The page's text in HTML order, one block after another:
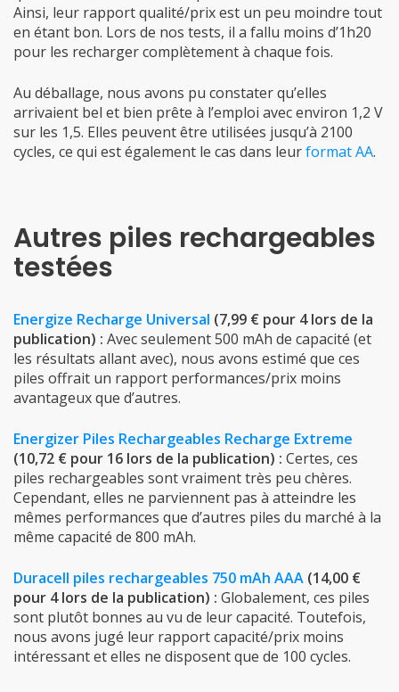
Ainsi, leur rapport qualité/prix est un peu moindre tout
en étant bon. Lors de nos tests, il a fallu moins d’1h20
pour les recharger complètement à chaque fois.
Au déballage, nous avons pu constater qu’elles
arrivaient bel et bien prête à l’emploi avec environ 1,2 V
sur les 1,5. Elles peuvent être utilisées jusqu’à 2100
cycles, ce qui est également le cas dans leurformat AA.
Autres piles rechargeables
testées
Energize Recharge Universal (7,99 € pour 4 lors de la
publication) : Avec seulement 500 mAh de capacité (et
les résultats allant avec), nous avons estimé que ces
piles offrait un rapport performances/prix moins
avantageux que d’autres.
Energizer Piles Rechargeables Recharge Extreme
(10,72 € pour 16 lors de la publication) : Certes, ces
piles rechargeables sont vraiment très peu chères.
Cependant, elles ne parviennent pas à atteindre les
mêmes performances que d’autres piles du marché à la
même capacité de 800 mAh.
Duracell piles rechargeables 750 mAh AAA (14,00 €
pour 4 lors de la publication) : Globalement, ces piles
sont plutôt bonnes au vu de leur capacité. Toutefois,
nous avons jugé leur rapport capacité/prix moins
intéressant et elles ne disposent que de 100 cycles.